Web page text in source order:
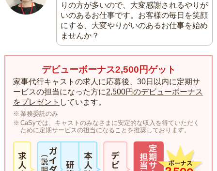
りの方が多いので、大変感謝されるやりが
いのあるお仕事です。お客様の毎日を笑顔
にする、大変やりがいのあるお仕事を始め
ませんか？
デビューボーナス2,500円ゲット
家事代行キャストの求人に応募後、30日以内に定期サ
ービスの担当になった方に2,500円のデビューボーナス
をプレゼント しています。
業務委託のみ
CaSyでは、キャストのみなさまに安定的な収入を得ていただく
ために定期サービスの担当になることを推奨しております。